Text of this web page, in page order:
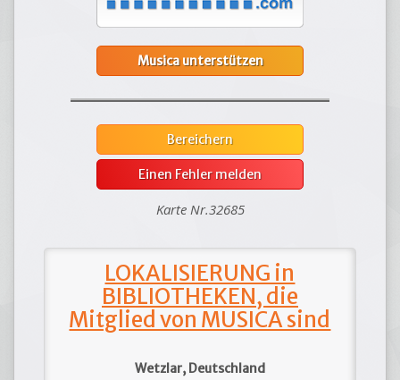
Musica unterstützen
Bereichern
Einen Fehler melden
Karte Nr.32685
LOKALISIERUNG in
BIBLIOTHEKEN, die
Mitglied von MUSICA sind
Wetzlar, Deutschland